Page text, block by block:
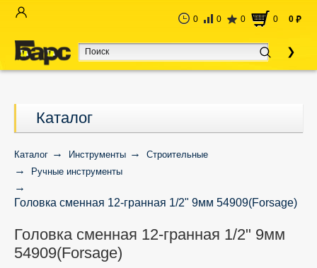
0 0 0 0 0 руб
Каталог
Каталог Инструменты
Строительные
Ручные инструменты
Головка сменная 12-гранная 1/2" 9мм 54909(Forsage)
Головка сменная 12-гранная 1/2" 9мм
54909(Forsage)